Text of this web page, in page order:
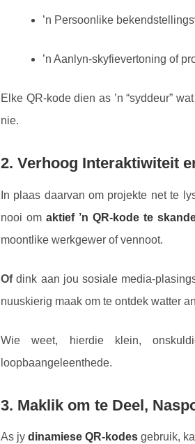
’n Persoonlike
’n Aanlyn-skyfievertoning of
Elke QR-kode dien as ’n “syddeur”
nie.
2. Verhoog Interaktiwiteit
In plaas daarvan om projekte net te
nooi om aktief ’n QR-kode te
moontlike werkgewer of vennoot.
Ofdink aan jou sosiale media-
nuuskierig maak om te ontdek watter
Wie weet, hierdie klein,
loopbaangeleenthede.
3. Maklik om te Deel,
As jy dinamiese QR-kodes gebruik,